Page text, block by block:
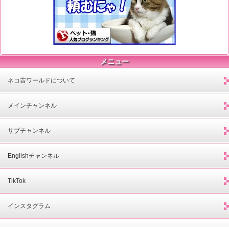
メニュー
ネコ吉ワールドについて
メインチャンネル
サブチャンネル
Englishチャンネル
TikTok
インスタグラム